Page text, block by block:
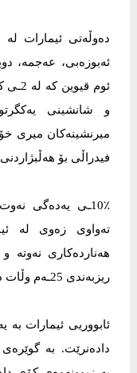
دەوڵەتی ئیمارات
ئەبوزەبی، عەجمە،
و شانشینی
میرنشینەکان میری
فیدراڵی بۆ
تەواوی زەوی لە
هەناردەکاری نەوتە
ریزبەندی 25ـەم وڵات دەگرێت.
ئابووریی ئیمارات بە